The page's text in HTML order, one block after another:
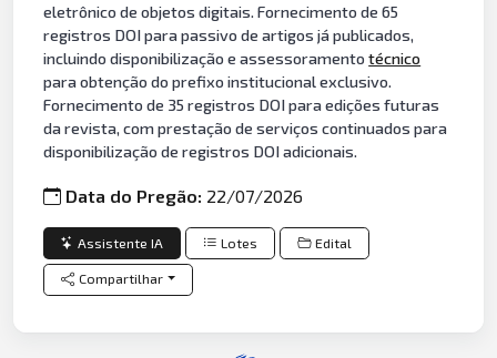
eletrônico de objetos digitais. Fornecimento de 65
registros DOI para passivo de artigos já publicados,
incluindo disponibilização e assessoramentotécnico
para obtenção do prefixo institucional exclusivo.
Fornecimento de 35 registros DOI para edições futuras
da revista, com prestação de serviços continuados para
disponibilização de registros DOI adicionais.
Data do Pregão: 22/07/2026
Assistente IA Lotes Edital
Compartilhar